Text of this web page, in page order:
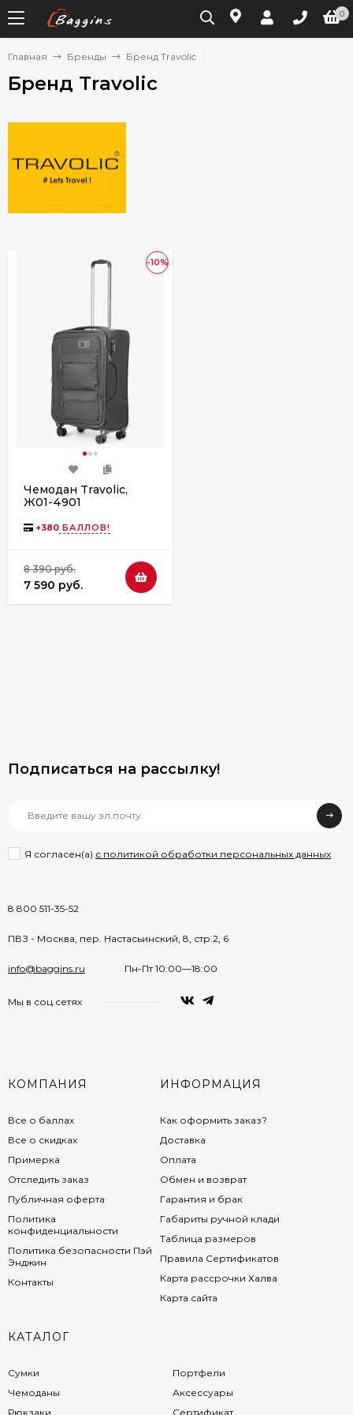
0
Главная Бренды Бренд Travolic
Бренд Travolic
-10%
Чемодан Travolic,
Ж01-4901
+380 БАЛЛОВ!
8 390 руб.
7 590 руб.
Подписаться на рассылкy!
Я согласен(a) с политикой обработки персональных данных
8 800 511-35-52
ПВЗ - Москва, пер. Настасьинский, 8, стр.2, 6
info@baggins.ru Пн-Пт 10:00—18:00
Мы в соц.сетях
КОМПАНИЯ
Все о баллах
Все о скидках
Примерка
Отследить заказ
Публичная оферта
Политика
конфиденциальности
Политика безопасности Пэй
Энджин
Контакты
ИНФОРМАЦИЯ
Как оформить заказ?
Доставка
Оплата
Обмен и возврат
Гарантия и брак
Габариты ручной клади
Таблица размеров
Правила Сертификатов
Карта рассрочки Халва
Карта сайта
КАТАЛОГ
Сумки
Чемоданы
Рюкзаки
Портфели
Аксессуары
Сертификат